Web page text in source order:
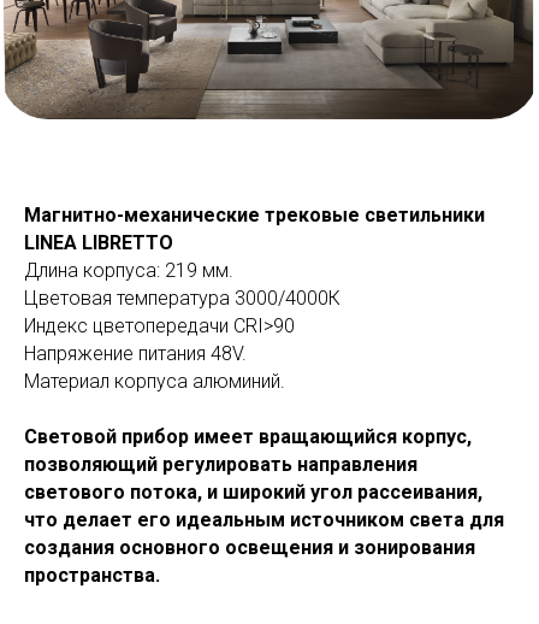
Магнитно-механические трековые светильники
LINEA LIBRETTO
Длина корпуса: 219 мм.
Цветовая температура 3000/4000К
Индекс цветопередачи СRI>90
Напряжение питания 48V.
Материал корпуса алюминий.
Световой прибор имеет вращающийся корпус,
позволяющий регулировать направления
светового потока, и широкий угол рассеивания,
что делает его идеальным источником света для
создания основного освещения и зонирования
пространства.